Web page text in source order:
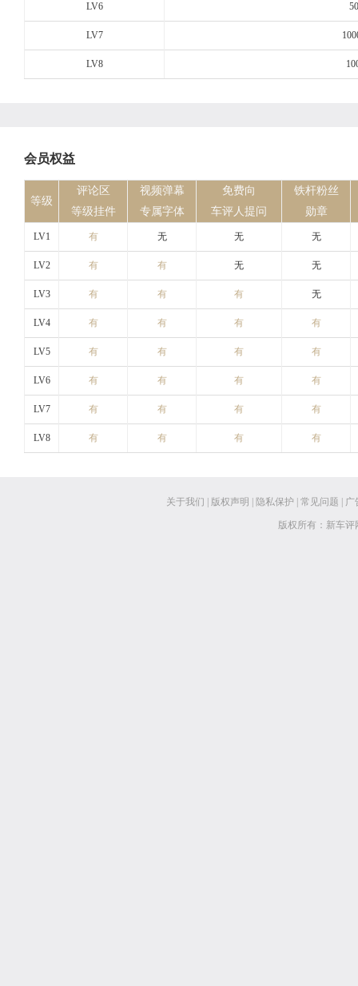
LV6
LV7
LV8
会员权益
等级
评论区
等级挂件
视频弹幕
专属字体
免费向
车评人提问
铁杆粉丝
勋章
LV1 有 无 无 无
LV2 有 有 无 无
LV3 有 有 有 无
LV4 有 有 有 有
LV5 有 有 有 有
LV6 有 有 有 有
LV7 有 有 有 有
LV8 有 有 有 有
关于我们 版权声明 隐私保护 常见问题 广
版权所有：新车评